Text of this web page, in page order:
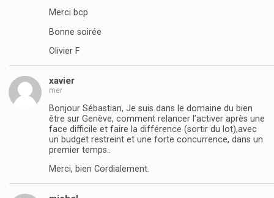
Merci bcp
Bonne soirée
Olivier F
xavier
mer
Bonjour Sébastian, Je suis dans le domaine du bien
être sur Genève, comment relancer l’activer après une
face difficile et faire la différence (sortir du lot),avec
un budget restreint et une forte concurrence, dans un
premier temps..
Merci, bien Cordialement.